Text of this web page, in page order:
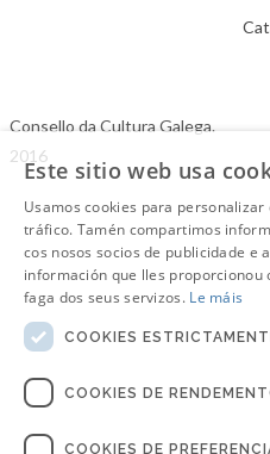
Consello da Cultura Galega.
2016
Este sitio web usa
Usamos cookies para
tráfico. Tamén compartimos
cos nosos socios de publicidade e
información que lles
faga dos seus servizos. Le máis
COOKIES
COOKIES DE
COOKIES DE